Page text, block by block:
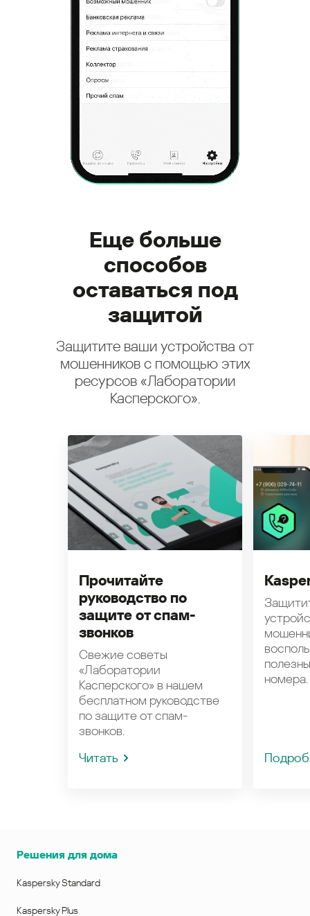
Еще больше
способов
оставаться под
защитой
Защитите ваши устройства от
мошенников с помощью этих
ресурсов «Лаборатории
Касперского».
Прочитайте
руководство по
защите от спам-
звонков
Свежие советы
«Лаборатории
Касперского» в нашем
бесплатном руководстве
по защите от спам-
звонков.
Читать
номера.
Решения для дома
Kaspersky Standard
Kaspersky Plus